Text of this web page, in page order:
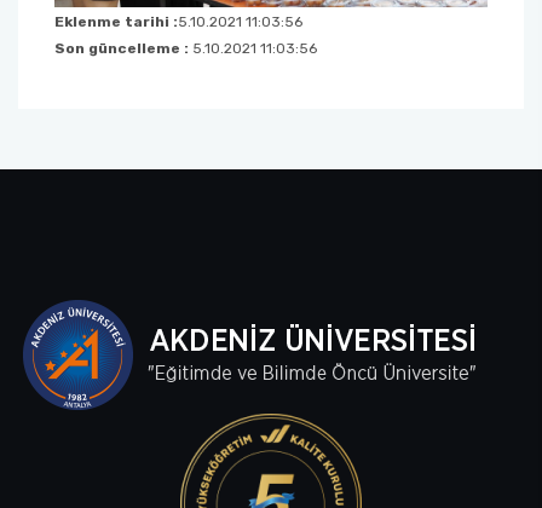
Eklenme tarihi :5.10.2021 11:03:56
Son güncelleme : 5.10.2021 11:03:56